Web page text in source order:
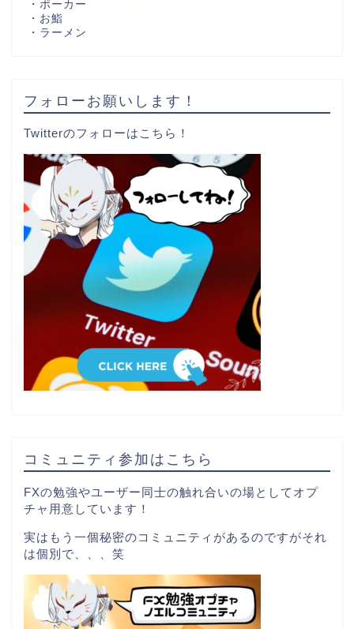
・ポーカー
・お鮨
・ラーメン
フォローお願いします！
Twitterのフォローはこちら！
コミュニティ参加はこちら
FXの勉強やユーザー同士の触れ合いの場としてオプ
チャ用意しています！
実はもう一個秘密のコミュニティがあるのですがそれ
は個別で、、、笑